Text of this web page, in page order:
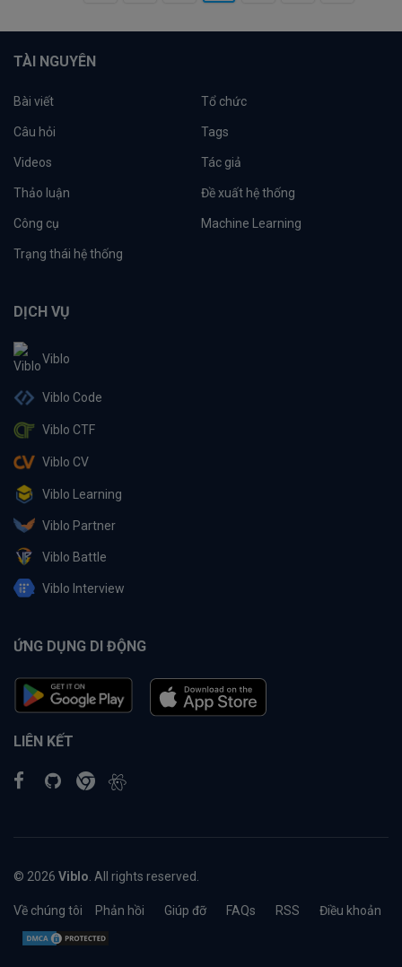
TÀI NGUYÊN
Bài viết Tổ chức
Câu hỏi Tags
Videos Tác giả
Thảo luận Đề xuất hệ thống
Công cụ Machine Learning
Trạng thái hệ thống
DỊCH VỤ
Viblo
Viblo Code
Viblo CTF
Viblo CV
Viblo Learning
Viblo Partner
Viblo Battle
Viblo Interview
ỨNG DỤNG DI ĐỘNG
LIÊN KẾT
© 2026 Viblo . All rights reserved.
Về chúng tôi Phản hồi Giúp đỡ FAQs RSS Điều khoản